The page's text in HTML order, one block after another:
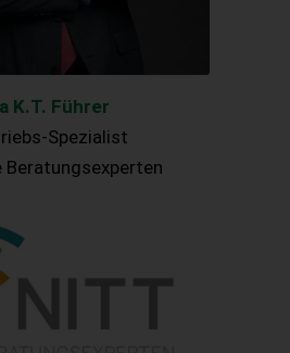
K.T. Führer
Spezialist
Beratungsexperten